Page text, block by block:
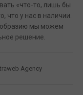
«что-то, лишь бы
что у нас в наличии.
мы можем
решение.
Agency